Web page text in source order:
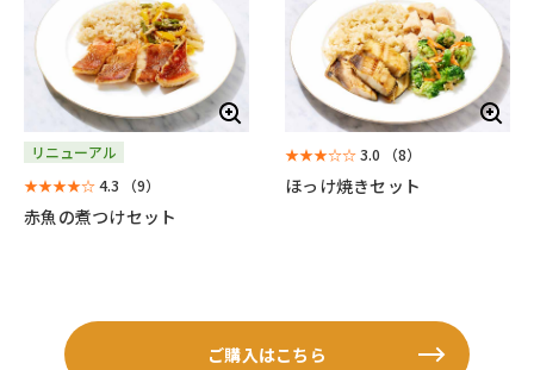
リニューアル
★★★★☆4.3 （9）
赤魚の煮つけセット
★★★☆☆3.0 （8）
ほっけ焼きセット
ご購入はこちら